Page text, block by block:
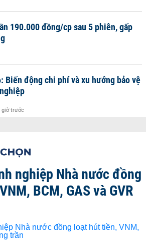
190.000 đồng/cp sau 5 phiên, gấp
Biến động chi phí và xu hướng bảo vệ
giờ trước
nghiệp Nhà nước đồng
BCM, GAS và GVR